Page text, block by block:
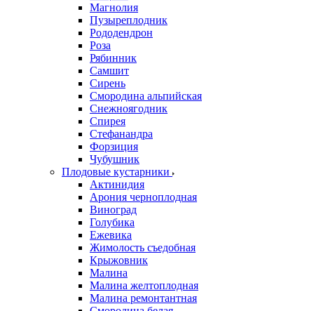
Магнолия
Пузыреплодник
Рододендрон
Роза
Рябинник
Самшит
Сирень
Смородина альпийская
Снежноягодник
Спирея
Стефанандра
Форзиция
Чубушник
Плодовые кустарники
Актинидия
Арония черноплодная
Виноград
Голубика
Ежевика
Жимолость съедобная
Крыжовник
Малина
Малина желтоплодная
Малина ремонтантная